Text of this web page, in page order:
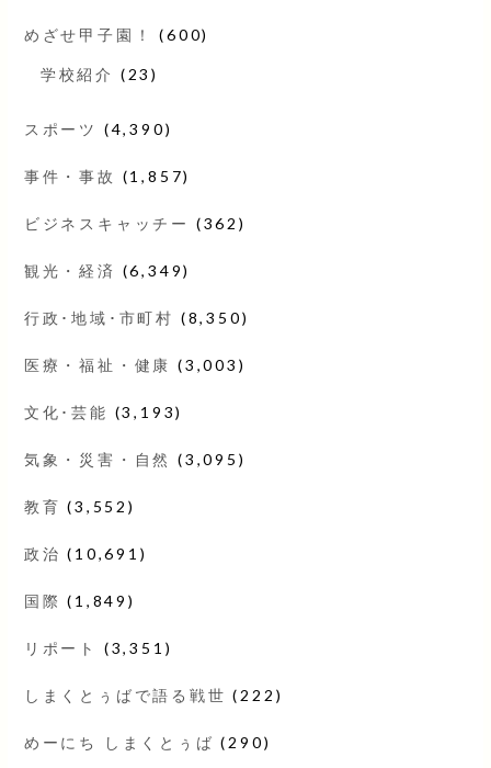
めざせ甲子園！ (600)
学校紹介 (23)
スポーツ (4,390)
事件・事故 (1,857)
ビジネスキャッチー (362)
観光・経済 (6,349)
行政･地域･市町村 (8,350)
医療・福祉・健康 (3,003)
文化･芸能 (3,193)
気象・災害・自然 (3,095)
教育 (3,552)
政治 (10,691)
国際 (1,849)
リポート (3,351)
しまくとぅばで語る戦世 (222)
めーにち しまくとぅば (290)